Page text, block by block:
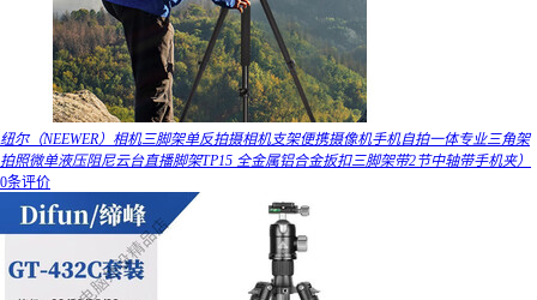
纽尔（NEEWER）相机三脚架单反拍摄相机支架便携摄像机手机自拍一体专业三角架
拍照微单液压阻尼云台直播脚架TP15 全金属铝合金扳扣三脚架带2节中轴带手机夹）
0条评价